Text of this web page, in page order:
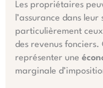
Les propriétaires
l’assurance dans
particulièrement
des revenus
représenter une
marginale